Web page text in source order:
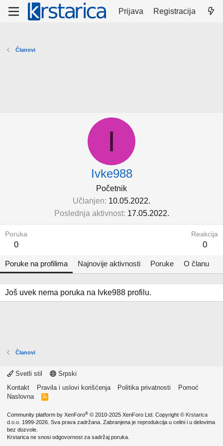
Prijava Registracija
Članovi
I
Ivke988
Početnik
Učlanjen 10.05.2022.
Poslednja aktivnost 17.05.2022.
Poruka
0
Reakcija
0
Poruke na profilima Najnovije aktivnosti Poruke O članu
Još uvek nema poruka na Ivke988 profilu.
Članovi
Svetli stil
Srpski
Kontakt
Pravila i uslovi korišćenja Politika privatnosti
Pomoć
Naslovna
R
Community platform by XenForo® © 2010-2025 XenForo Ltd. Copyright © Krstarica
d.o.o. 1999-2026. Sva prava zadržana. Zabranjena je reprodukcija u celini i u delovima
bez dozvole.
Krstarica ne snosi odgovornost za sadržaj poruka.